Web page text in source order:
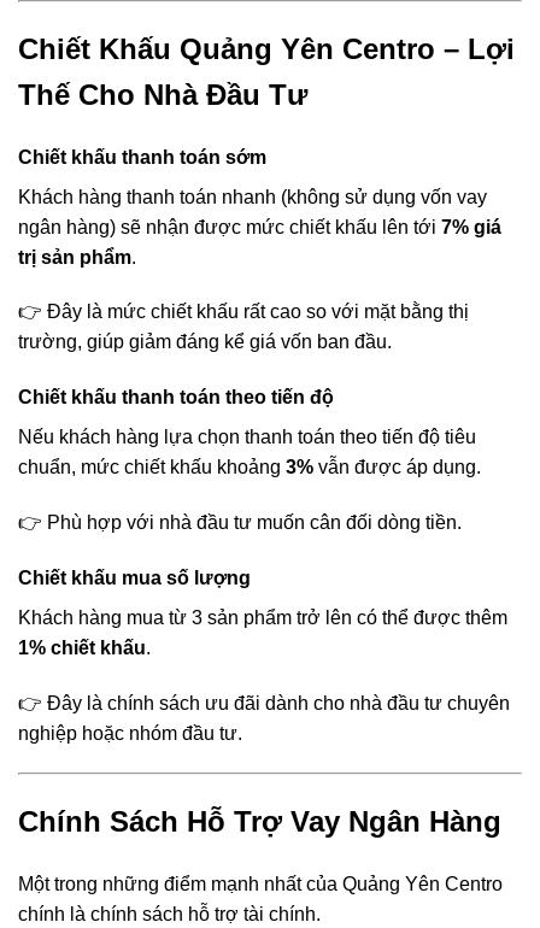
Chiết Khấu Quảng Yên Centro – Lợi
Thế Cho Nhà Đầu Tư
Chiết khấu thanh toán sớm
Khách hàng thanh toán nhanh (không sử dụng vốn vay
ngân hàng) sẽ nhận được mức chiết khấu lên tới 7% giá
trị sản phẩm.
👉 Đây là mức chiết khấu rất cao so với mặt bằng thị
trường, giúp giảm đáng kể giá vốn ban đầu.
Chiết khấu thanh toán theo tiến độ
Nếu khách hàng lựa chọn thanh toán theo tiến độ tiêu
chuẩn, mức chiết khấu khoảng 3% vẫn được áp dụng.
👉 Phù hợp với nhà đầu tư muốn cân đối dòng tiền.
Chiết khấu mua số lượng
Khách hàng mua từ 3 sản phẩm trở lên có thể được thêm
1% chiết khấu.
👉 Đây là chính sách ưu đãi dành cho nhà đầu tư chuyên
nghiệp hoặc nhóm đầu tư.
Chính Sách Hỗ Trợ Vay Ngân Hàng
Một trong những điểm mạnh nhất của Quảng Yên Centro
chính là chính sách hỗ trợ tài chính.